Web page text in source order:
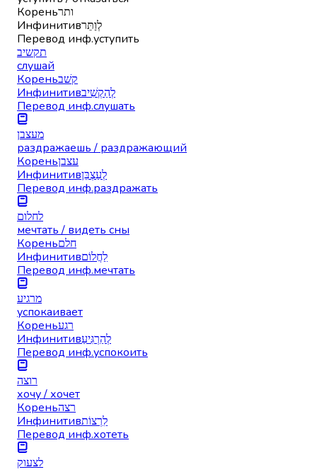
Кореньותר
Инфинитивלְוַתֵּר
Перевод инф.уступить
תקשיב
слушай
Кореньקשׁב
Инфинитивלְהַקְשִׁיב
Перевод инф.слушать
מעצבן
раздражаешь / раздражающий
Кореньעצבן
Инфинитивלְעַצְבֵּן
Перевод инф.раздражать
לחלום
мечтать / видеть сны
Кореньחלם
Инфинитивלַחֲלוֹם
Перевод инф.мечтать
מרגיע
успокаивает
Кореньרגע
Инфинитивלְהַרְגִּיעַ
Перевод инф.успокоить
רוצה
хочу / хочет
Кореньרצה
Инфинитивלִרְצוֹת
Перевод инф.хотеть
לצעוק